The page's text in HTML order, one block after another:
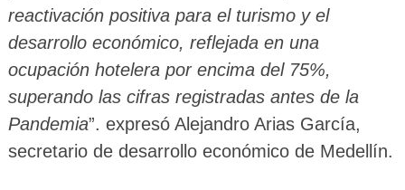
reactivación positiva para el turismo y el
desarrollo económico, reflejada en una
ocupación hotelera por encima del 75%,
superando las cifras registradas antes de la
Pandemia”. expresó Alejandro Arias García,
secretario de desarrollo económico de Medellín.